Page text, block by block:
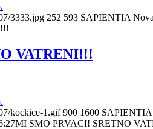
3333.jpg 252 593 SAPIENTIA
VATRENI!!!
kockice-1.gif 900 1600 SAPIENTIA
MI SMO PRVACI! SRETNO